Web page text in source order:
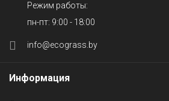
Режим работы:
пн-пт: 9:00 - 18:00
info@ecograss.by
Информация